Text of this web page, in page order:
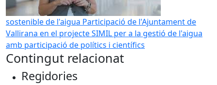
sostenible de l'aigua Participació de l'Ajuntament de
Vallirana en el projecte SIMIL per a la gestió de l'aigua
amb participació de polítics i científics
Contingut relacionat
Regidories